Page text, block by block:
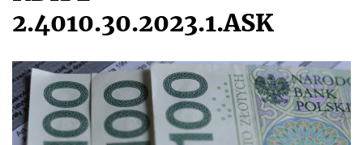
2.4010.30.2023.1.ASK